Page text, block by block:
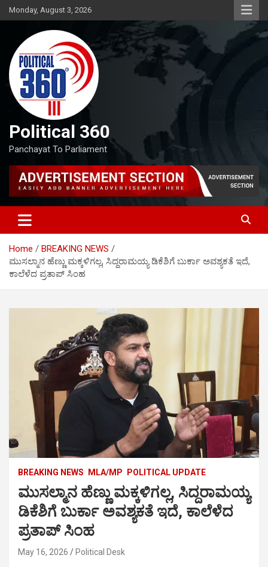
Skip
to
Monday, August 3, 2026
Political 360
Panchayat To Parliament
Home
BREAKING NEWS
ಮುಸಲ್ಮಾನ ಹೆಣ್ಣು ಮಕ್ಕಳಿಗಲ್ಲ, ಸಿದ್ದರಾಮಯ್ಯ ಡಿಕೆಶಿಗೆ ಬುರ್ಕಾ ಅವಶ್ಯಕತೆ ಇದೆ,
ಕಾಲೆಳೆದ ಪ್ರತಾಪ್ ಸಿಂಹ
BREAKING NEWS MLA/MP POLITICAL UPDATE
ಮುಸಲ್ಮಾನ ಹೆಣ್ಣು ಮಕ್ಕಳಿಗಲ್ಲ, ಸಿದ್ದರಾಮಯ್ಯ
ಡಿಕೆಶಿಗೆ ಬುರ್ಕಾ ಅವಶ್ಯಕತೆ ಇದೆ, ಕಾಲೆಳೆದ
ಪ್ರತಾಪ್ ಸಿಂಹ
May 16, 2026 Political Desk